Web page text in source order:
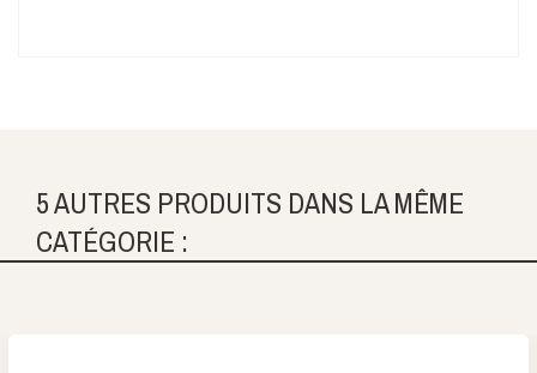
5 AUTRES PRODUITS DANS LA MÊME
CATÉGORIE :